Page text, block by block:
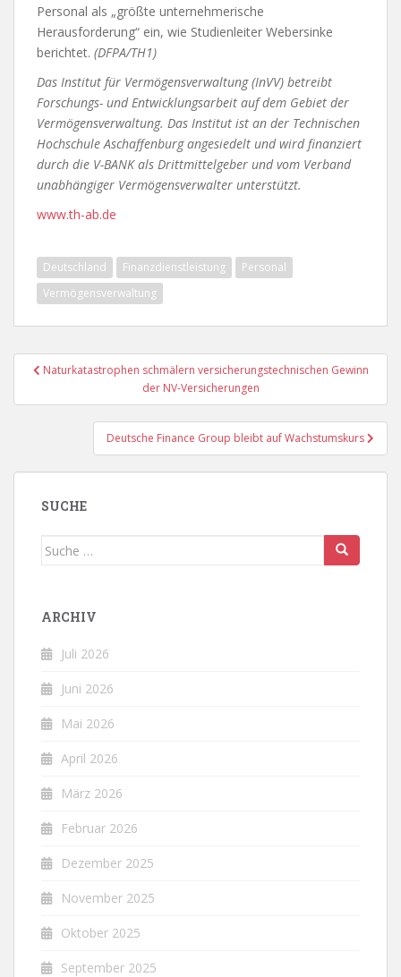
Personal als „größte unternehmerische
Herausforderung“ ein, wie Studienleiter Webersinke
berichtet. (DFPA/TH1)
Das Institut für Vermögensverwaltung (InVV) betreibt
Forschungs- und Entwicklungsarbeit auf dem Gebiet der
Vermögensverwaltung. Das Institut ist an der Technischen
Hochschule Aschaffenburg angesiedelt und wird finanziert
durch die V-BANK als Drittmittelgeber und vom Verband
unabhängiger Vermögensverwalter unterstützt.
www.th-ab.de
Deutschland Finanzdienstleistung
Personal
Vermögensverwaltung
Beitragsnavigation
Naturkatastrophen schmälern versicherungstechnischen Gewinn
der NV-Versicherungen
Deutsche Finance Group bleibt auf Wachstumskurs
SUCHE
Suche
ARCHIV
Juli 2026
Juni 2026
Mai 2026
April 2026
März 2026
Februar 2026
Dezember 2025
November 2025
Oktober 2025
September 2025